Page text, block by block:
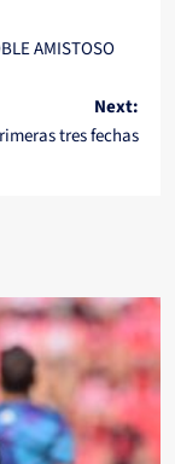
AMISTOSO
Next:
tres fechas